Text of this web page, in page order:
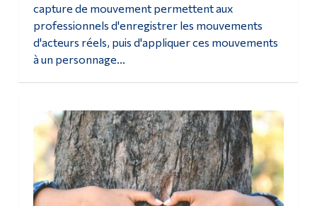
capture de mouvement permettent aux
professionnels d'enregistrer les mouvements
d'acteurs réels, puis d'appliquer ces mouvements
à un personnage...